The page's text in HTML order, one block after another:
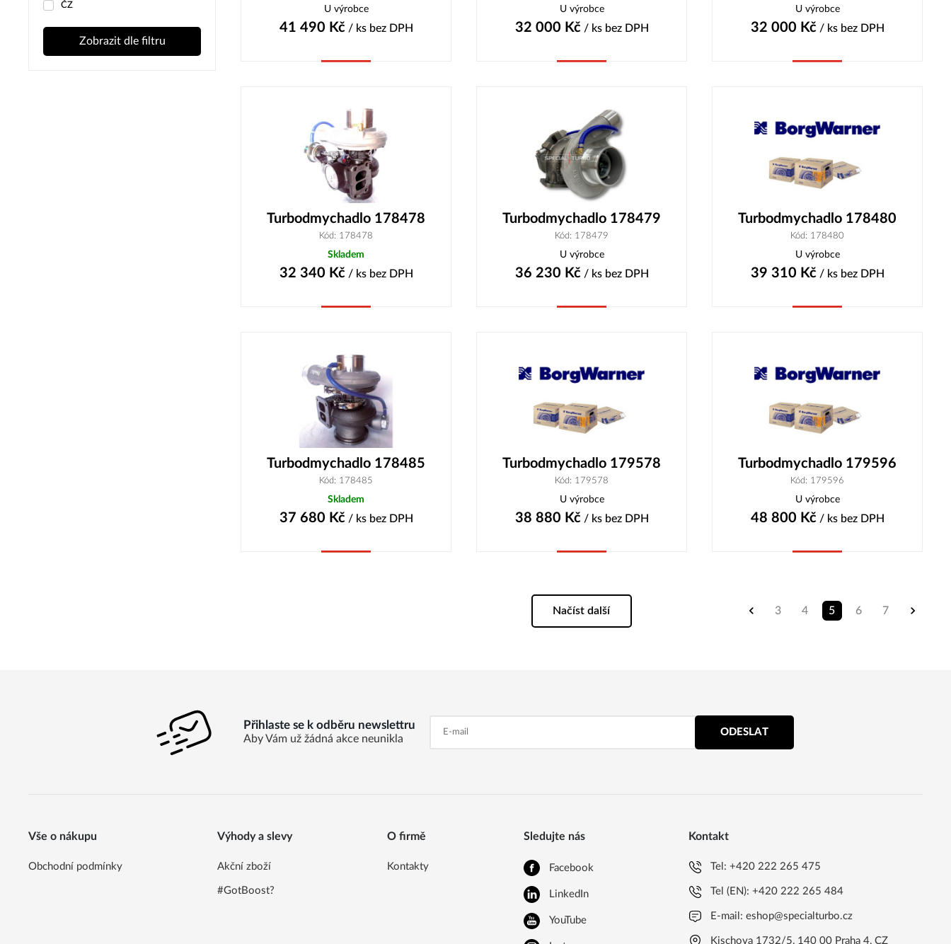
ČZ
Zobrazit dle filtru
U výrobce
41 490 Kč/ ks bez DPH
U výrobce
32 000 Kč/ ks bez DPH
U výrobce
32 000 Kč/ ks bez DPH
Turbodmychadlo 178478
Kód: 178478
Skladem
32 340 Kč/ ks bez DPH
Turbodmychadlo 178479
Kód: 178479
U výrobce
36 230 Kč/ ks bez DPH
Turbodmychadlo 178480
Kód: 178480
U výrobce
39 310 Kč/ ks bez DPH
Turbodmychadlo 178485
Kód: 178485
Skladem
37 680 Kč/ ks bez DPH
Turbodmychadlo 179578
Kód: 179578
U výrobce
38 880 Kč/ ks bez DPH
Turbodmychadlo 179596
Kód: 179596
U výrobce
48 800 Kč/ ks bez DPH
Načíst další 3 4 5 6 7
Přihlaste se k odběru newslettru
Aby Vám už žádná akce neunikla
ODESLAT
Vše o nákupu
Obchodní podmínky
Výhody a slevy
Akční zboží
#GotBoost?
O firmě
Kontakty
Sledujte nás
Facebook
LinkedIn
YouTube
Kontakt
Tel:+420 222 265 475
Tel (EN):+420 222 265 484
E-mail:eshop@specialturbo.cz
Kischova 1732/5, 140 00 Praha 4, CZ